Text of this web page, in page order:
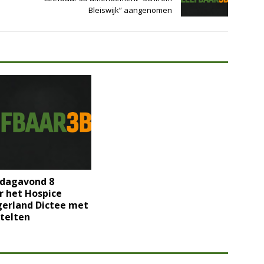
Bleiswijk” aangenomen
8
het Hospice
Dictee met